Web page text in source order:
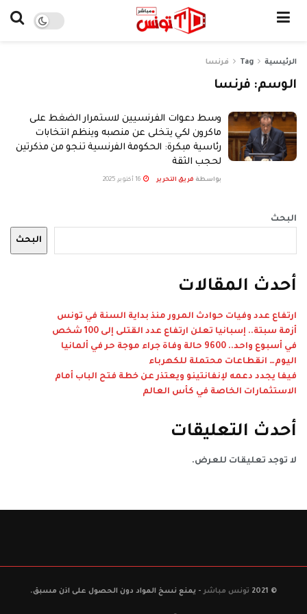
الرئيسية Tag فرنسا
الوسم: فرنسا
وسط دعوات الفرنسيين لاستمرار الضغط على
ماكرون لكي يتخلى عن منصبه وينظم انتخابات
رئاسية مبكرة: الحكومة الفرنسية تنجو من مذكرتين
لحجب الثقة
بواسطة فريق التحرير
البحث
البحث
أحدث المقالات
ارتفاع عدد وفيات حوادث المرور منذ بداية السنة في تونس
أزمة سبتة.. إسبانيا تعلن ارتفاع عدد القتلى إلى 100 شخص
في أسبوع واحد.. 9600 حالة وفاة جراء موجة حر في ألمانيا
اليوم… انقطاعات محتملة للكهرباء
فيفا يجدد دعمه لإنفانتينو ويعتذر عن خطة فتح الباب أمام
الاستثمارات الخاصة في كأس العالم
أحدث التعليقات
لا توجد تعليقات للعرض.
© 2021 تونس مباشر - يمنع نسخ المواد دون الحصول على اذن مسبق.